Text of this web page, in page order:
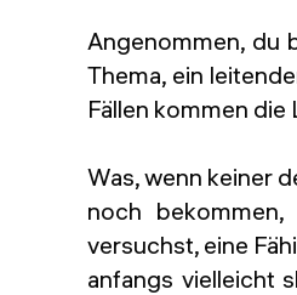
Angenommen, du
Thema, ein
Fällen kommen
Was, wenn keiner
noch
versuchst, eine
anfangs vielleicht